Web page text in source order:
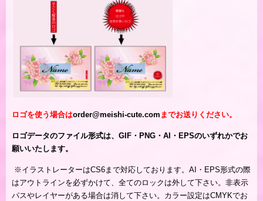
ロゴを使う場合はorder@meishi-cute.com までお送りください。
ロゴデータのファイル形式は、GIF・PNG・AI・EPSのいずれかでお
願いいたします。
※ イラストレーターはCS6まで対応しております。AI・EPS形式の際
はアウトラインを必ずかけて、全てのロックは外して下さい。非表示
パスやレイヤーがある場合は消して下さい。カラー設定はCMYKでお